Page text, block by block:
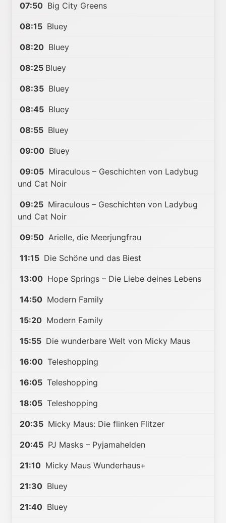
07:50 Big City Greens
08:15 Bluey
08:20 Bluey
08:25 Bluey
08:35 Bluey
08:45 Bluey
08:55 Bluey
09:00 Bluey
09:05 Miraculous – Geschichten von Ladybug
und Cat Noir
09:25 Miraculous – Geschichten von Ladybug
und Cat Noir
09:50 Arielle, die Meerjungfrau
11:15 Die Schöne und das Biest
13:00 Hope Springs – Die Liebe deines Lebens
14:50 Modern Family
15:20 Modern Family
15:55 Die wunderbare Welt von Micky Maus
16:00 Teleshopping
16:05 Teleshopping
18:05 Teleshopping
20:35 Micky Maus: Die flinken Flitzer
20:45 PJ Masks – Pyjamahelden
21:10 Micky Maus Wunderhaus+
21:30 Bluey
21:40 Bluey